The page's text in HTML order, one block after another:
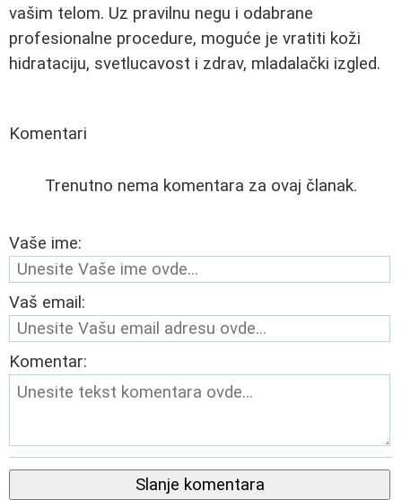
vašim telom. Uz pravilnu negu i odabrane
profesionalne procedure, moguće je vratiti koži
hidrataciju, svetlucavost i zdrav, mladalački izgled.
Komentari
Trenutno nema komentara za ovaj članak.
Vaše ime:
Vaš email:
Komentar:
Slanje komentara